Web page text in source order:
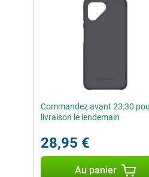
Commandez avant 23:30
livraison le lendemain
28,95 €
Au panier